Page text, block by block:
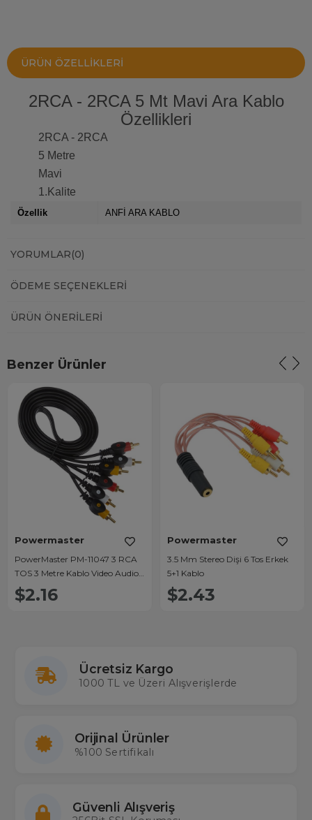
ÜRÜN ÖZELLIKLERI
2RCA - 2RCA 5 Mt Mavi Ara Kablo
Özellikleri
2RCA - 2RCA
5 Metre
Mavi
1.Kalite
Özellik ANFİ ARA KABLO
YORUMLAR(0)
ÖDEME SEÇENEKLERI
ÜRÜN ÖNERILERI
Benzer Ürünler
Powermaster
PowerMaster PM-11047 3 RCA
TOS 3 Metre Kablo Video Audio
Stereo Ses
$2.16
Powermaster
3.5 Mm Stereo Dişi 6 Tos Erkek
5+1 Kablo
$2.43
Ücretsiz Kargo
1000 TL ve Üzeri Alışverişlerde
Orijinal Ürünler
%100 Sertifikalı
Güvenli Alışveriş